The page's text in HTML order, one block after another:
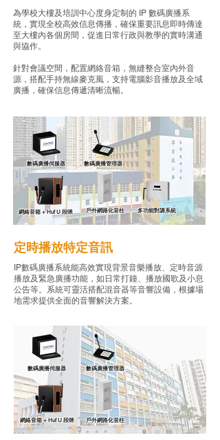
為學校大樓及培訓中心度身定制的 IP 數碼廣播系
統，實現全校高效信息傳播，確保重要訊息即時傳達
至大樓內各個房間，促進日常行政與教學的實時溝通
與協作。
針對會議空間，配置網絡音箱，無縫整合室內外音
源，搭配手持無線麥克風，支持電腦影音播放及全域
廣播，確保信息傳遞清晰流暢。
數碼廣播伺服器 數碼廣播管理器
網絡音箱 + Huf U 段咪 戶外網路化音柱 多功能對講系統
定時播放特定音訊
IP數碼廣播系統能高效實現背景音樂播放、定時音源
播放及緊急廣播功能，如日常打鐘、播放國歌及小息
公告等。系統可靈活搭配混音器等音響設備，根據場
地需求提供全面的音響解決方案。
數碼廣播伺服器
網絡音箱 + Huf U 段咪
數碼廣播管理器
戶外網路化音柱